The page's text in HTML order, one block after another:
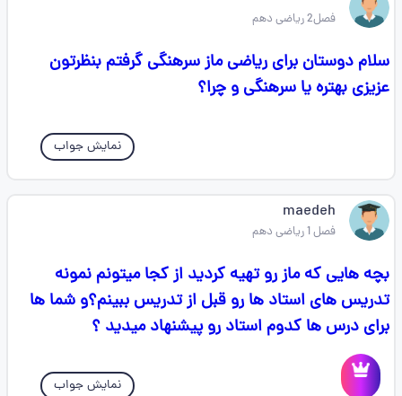
فصل2 ریاضی دهم
سلام دوستان برای ریاضی ماز سرهنگی گرفتم بنظرتون
عزیزی بهتره یا سرهنگی و چرا؟
نمایش جواب
maedeh
فصل 1 ریاضی دهم
بچه هایی که ماز رو تهیه کردید از کجا میتونم نمونه
تدریس های استاد ها رو قبل از تدریس ببینم؟و شما ها
برای درس ها کدوم استاد رو پیشنهاد میدید ؟
نمایش جواب